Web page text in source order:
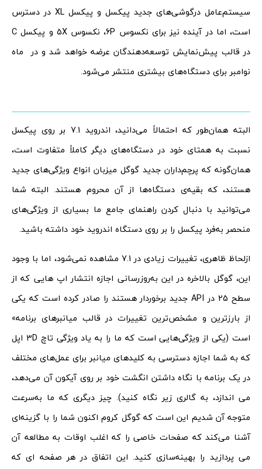
سیستم‌عامل درگوشی‌های جدید پیکسل و پیکسل XL در دسترس
است، اما در آینده نیز برای نکسوس 6P، نکسوس 5X و پیکسل C
در قالب پیش‌نمایش توسعه‌دهندگان عرضه خواهد شد و در ماه
نوامبر برای دستگاه‌های بیشتری منتشر می‌شود.
البته همان‌طور که احتمالاً می‌دانید، اندروید 7.1 بر روی پیکسل
نسبت به همتای خود در دستگاه‌های دیگر کاملاً متفاوت است،
همان‌گونه که پرچم‌داران جدید گوگل میزبان انواع ویژگی‌های جدید
هستند، که بقیه‌ی دستگاه‌ها از آن محروم هستند. البته شما
می‌توانید با دنبال کردن راهنمای جامع ما بسیاری از ویژگی‌های
منحصر به‌فرد پیکسل را بر روی دستگاه اندروید خود داشته باشید.
ازلحاظ ظاهری، تغییرات زیادی در 7.1 مشاهده نمی‌شود، اما با وجود
این، گوگل بالاخره در این به‌روزرسانی اجازه انتشار اپ هایی که از
سطح 25 در API جدید برخوردار هستند را صادر کرده است که یکی
از بارزترین و مشخص‌ترین تغییرات در قالب میانبرهای برنامه»
است (یکی از ویژگی‌هایی است که ما را به یاد ویژگی تاچ 3D اپل
که به شما اجازه دسترسی به کلیدهای میانبر برای عمل‌های مختلف
در یک برنامه با نگاه‌ داشتن انگشت خود بر روی آیکون آن می‌دهد،
می اندازد، به گالری زیر نگاه کنید). چیز دیگری که ما به‌سرعت
متوجه آن شدیم این است که گوگل کروم اکنون شما را با گزینه‌ای
آشنا می‌کند که صفحات خاصی را که اغلب اوقات به مطالعه آن
می پردازید را بهینه‌سازی کنید. این اتفاق در هر صفحه ای که